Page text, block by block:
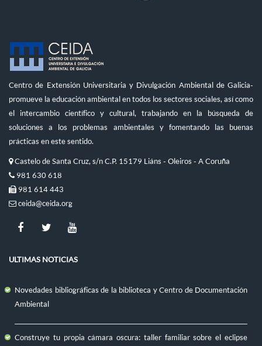
Centro de Extensión Universitaria y Divulgación Ambiental de Galicia-
promueve la educación ambiental en todos los sectores sociales, así como
el intercambio científico y cultural, trabajando en la búsqueda de
soluciones a los problemas ambientales y fomentando las buenas
prácticas en este sentido.
Castelo de Santa Cruz, s/n C.P. 15179 Liáns - Oleiros - A Coruña
981 630 618
981 614 443
ceida@ceida.org
ULTIMAS NOTICIAS
Novedades bibliográficas de la biblioteca y Centro de Documentación
Ambiental
Construye tu propia cámara oscura: taller familiar sobre el eclipse